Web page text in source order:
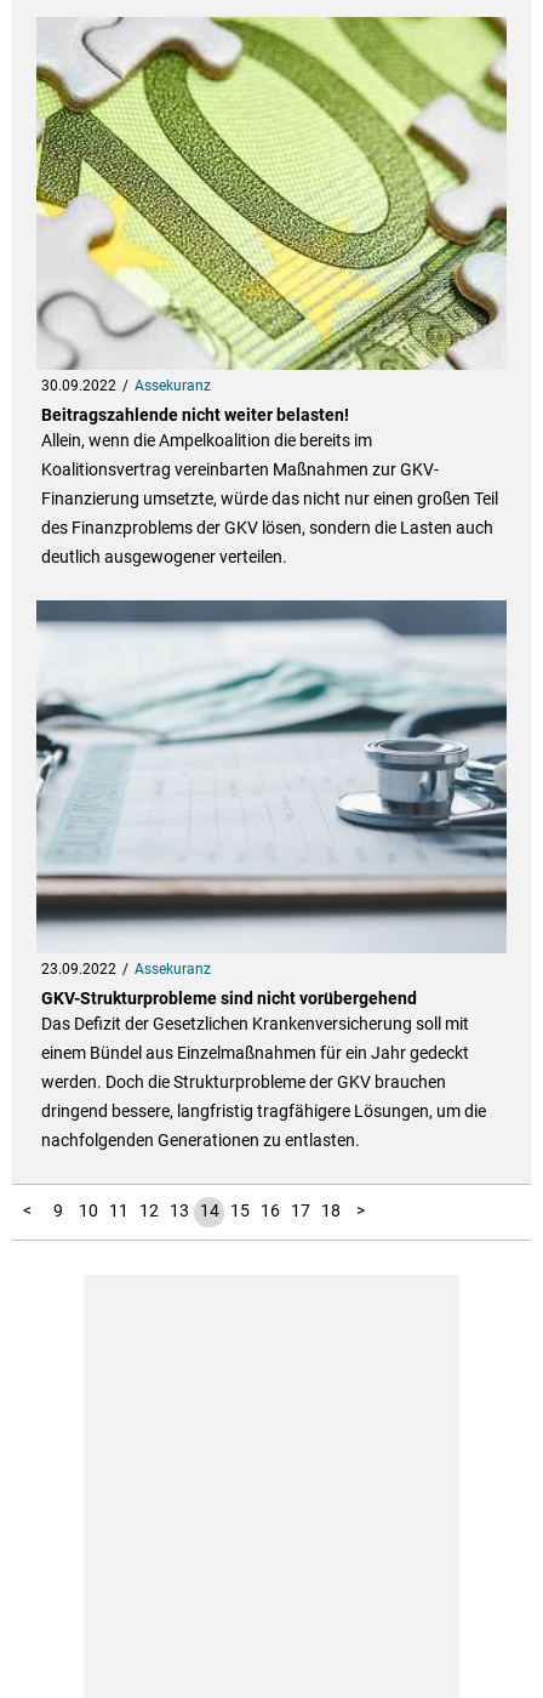
30.09.2022 Assekuranz
Beitragszahlende nicht weiter belasten!
Allein, wenn die Ampelkoalition die bereits im
Koalitionsvertrag vereinbarten Maßnahmen zur GKV-
Finanzierung umsetzte, würde das nicht nur einen großen Teil
des Finanzproblems der GKV lösen, sondern die Lasten auch
deutlich ausgewogener verteilen.
23.09.2022 Assekuranz
GKV-Strukturprobleme sind nicht vorübergehend
Das Defizit der Gesetzlichen Krankenversicherung soll mit
einem Bündel aus Einzelmaßnahmen für ein Jahr gedeckt
werden. Doch die Strukturprobleme der GKV brauchen
dringend bessere, langfristig tragfähigere Lösungen, um die
nachfolgenden Generationen zu entlasten.
<
1
2
3
4
5
6
7
8 9 10 11 12 13 14 15 16 17 18
19
20
21
22
23
24
25 >